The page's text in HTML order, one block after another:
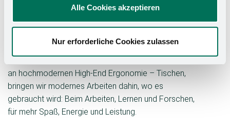
Alle Cookies akzeptieren
Nur erforderliche Cookies zulassen
Wohlfühlen. Ein höhenverstellbarer Arbeitsplatz fördert
die Gesundheit und Produktivität durch Bewegung. Wir
jeder Situation an die Bedürfnisse und Gegebenheiten
an hochmodernen High-End Ergonomie – Tischen,
bringen wir modernes Arbeiten dahin, wo es
gebraucht wird: Beim Arbeiten, Lernen und Forschen,
für mehr Spaß, Energie und Leistung.